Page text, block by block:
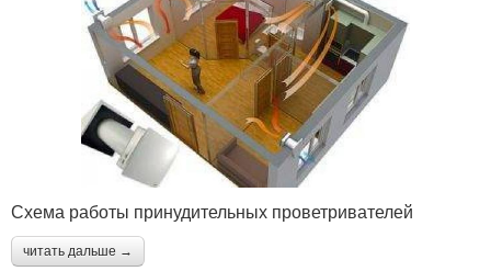
Схема работы принудительных проветривателей
читать дальше →